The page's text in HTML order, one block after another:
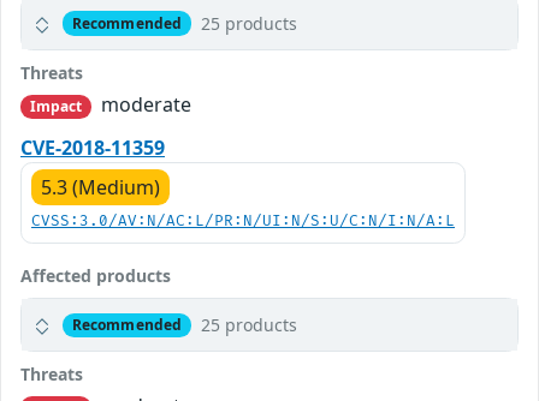
Recommended 25 products
Threats
Impact
moderate
CVE-2018-11359
5.3 (Medium)
CVSS:3.0/AV:N/AC:L/PR:N/UI:N/S:U/C:N/I:N/A:L
Affected products
Recommended 25 products
Threats